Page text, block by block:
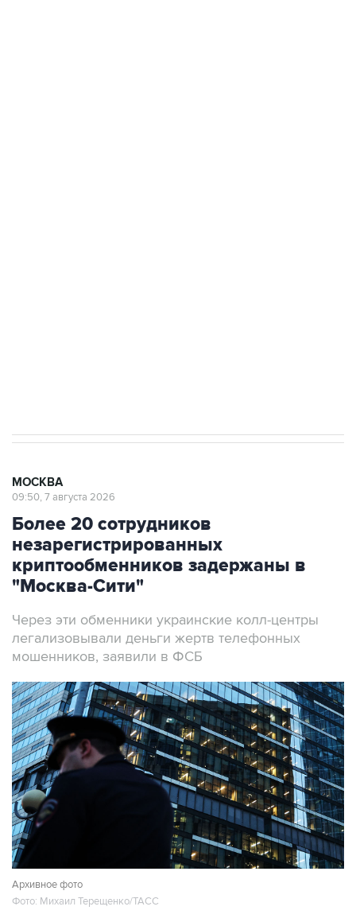
МОСКВА
09:50, 7 августа 2026
Более 20 сотрудников
незарегистрированных
криптообменников задержаны в
"Москва-Сити"
Через эти обменники украинские колл-центры
легализовывали деньги жертв телефонных
мошенников, заявили в ФСБ
Архивное фото
Фото: Михаил Терещенко/ТАСС